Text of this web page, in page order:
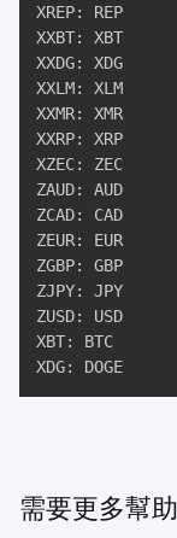
XREP: REP
XXBT: XBT
XXDG: XDG
XXLM: XLM
XXMR: XMR
XXRP: XRP
XZEC: ZEC
ZAUD: AUD
ZCAD: CAD
ZEUR: EUR
ZGBP: GBP
ZJPY: JPY
ZUSD: USD
XBT: BTC
XDG: DOGE
需要更多幫助